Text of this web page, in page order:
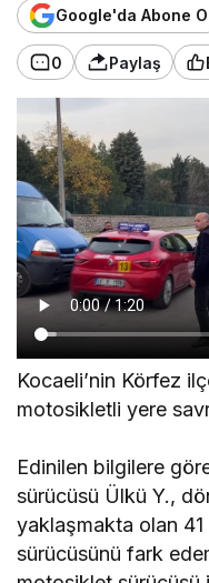
Google'da Abone
0 Paylaş
Kocaeli’nin Körfez
motosikletli yere
Edinilen bilgilere
sürücüsü Ülkü Y.,
yaklaşmakta olan
sürücüsünü fark